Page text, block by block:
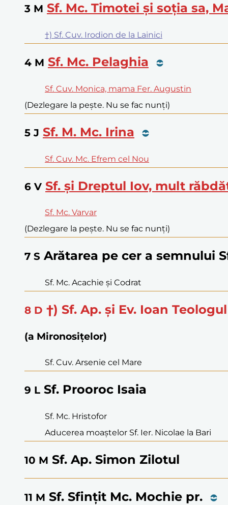
3 M Sf. Mc. Timotei și soția sa,
†) Sf. Cuv. Irodion de la Lainici
4 M Sf. Mc. Pelaghia
Sf. Cuv. Monica, mama Fer. Augustin
(Dezlegare la pește. Nu se fac nunți)
5 J Sf. M. Mc. Irina
Sf. Cuv. Mc. Efrem cel Nou
6 V Sf. și Dreptul Iov, mult
Sf. Mc. Varvar
(Dezlegare la pește. Nu se fac nunți)
7 S Arătarea pe cer a semnului
Sf. Mc. Acachie și Codrat
8 D †) Sf. Ap. și Ev. Ioan Teologul
(a Mironosițelor)
Sf. Cuv. Arsenie cel Mare
9 L Sf. Prooroc Isaia
Sf. Mc. Hristofor
Aducerea moaștelor Sf. Ier. Nicolae la Bari
10 M Sf. Ap. Simon Zilotul
11 M Sf. Sfințit Mc. Mochie pr.